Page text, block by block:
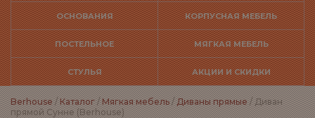
ОСНОВАНИЯ КОРПУСНАЯ МЕБЕЛЬ
ПОСТЕЛЬНОЕ МЯГКАЯ МЕБЕЛЬ
СТУЛЬЯ АКЦИИ И СКИДКИ
Berhouse/Каталог/Мягкая мебель/Диваны прямые/ Диван
прямой Сунне (Berhouse)